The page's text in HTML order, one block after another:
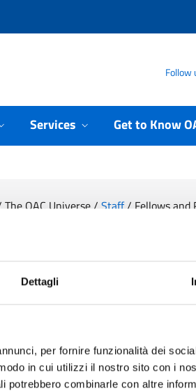
Dettagli
per fornire funzionalità dei
in cui utilizzi il nostro sito con i
potrebbero combinarle con altre
Follow
Services Get to Know
The OAC Universe / Staff/ Fellows and